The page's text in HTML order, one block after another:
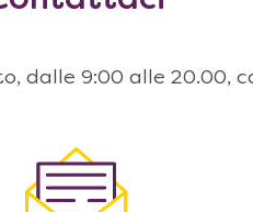
dalle 9:00 alle 20.00,